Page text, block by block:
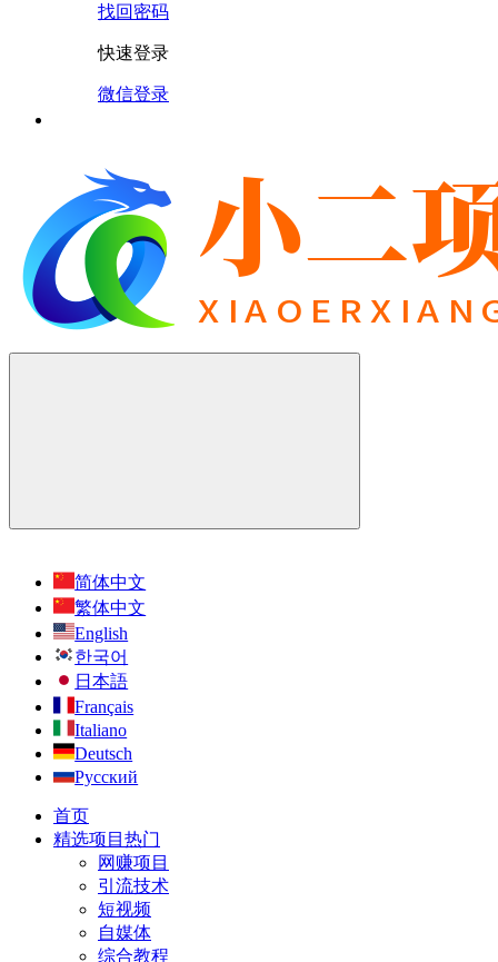
找回密码
快速登录
微信登录
简体中文
繁体中文
English
한국어
日本語
Français
Italiano
Deutsch
Русский
首页
精选项目 热门
网赚项目
引流技术
短视频
自媒体
综合教程